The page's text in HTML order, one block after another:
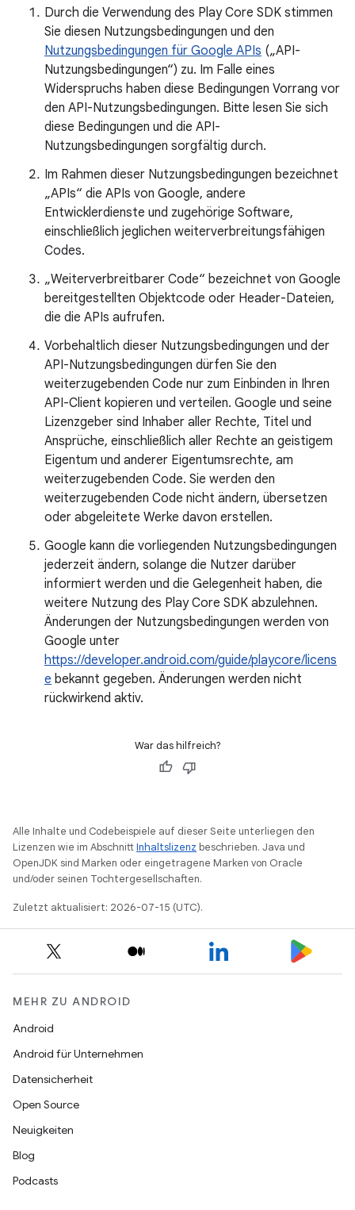
Durch die Verwendung des Play Core SDK stimmen
Sie diesen Nutzungsbedingungen und den
Nutzungsbedingungen für Google APIs („API-
Nutzungsbedingungen“) zu. Im Falle eines
Widerspruchs haben diese Bedingungen Vorrang vor
den API-Nutzungsbedingungen. Bitte lesen Sie sich
diese Bedingungen und die API-
Nutzungsbedingungen sorgfältig durch.
Im Rahmen dieser Nutzungsbedingungen bezeichnet
„APIs“ die APIs von Google, andere
Entwicklerdienste und zugehörige Software,
einschließlich jeglichen weiterverbreitungsfähigen
Codes.
„Weiterverbreitbarer Code“ bezeichnet von Google
bereitgestellten Objektcode oder Header-Dateien,
die die APIs aufrufen.
Vorbehaltlich dieser Nutzungsbedingungen und der
API-Nutzungsbedingungen dürfen Sie den
weiterzugebenden Code nur zum Einbinden in Ihren
API-Client kopieren und verteilen. Google und seine
Lizenzgeber sind Inhaber aller Rechte, Titel und
Ansprüche, einschließlich aller Rechte an geistigem
Eigentum und anderer Eigentumsrechte, am
weiterzugebenden Code. Sie werden den
weiterzugebenden Code nicht ändern, übersetzen
oder abgeleitete Werke davon erstellen.
Google kann die vorliegenden Nutzungsbedingungen
jederzeit ändern, solange die Nutzer darüber
informiert werden und die Gelegenheit haben, die
weitere Nutzung des Play Core SDK abzulehnen.
Änderungen der Nutzungsbedingungen werden von
Google unter
https://developer.android.com/guide/playcore/licens
e bekannt gegeben. Änderungen werden nicht
rückwirkend aktiv.
War das hilfreich?
Alle Inhalte und Codebeispiele auf dieser Seite unterliegen den
Lizenzen wie im AbschnittInhaltslizenz beschrieben. Java und
OpenJDK sind Marken oder eingetragene Marken von Oracle
und/oder seinen Tochtergesellschaften.
Zuletzt aktualisiert: 2026-07-15 (UTC).
MEHR ZU ANDROID
Android
Android für Unternehmen
Datensicherheit
Open Source
Neuigkeiten
Blog
Podcasts